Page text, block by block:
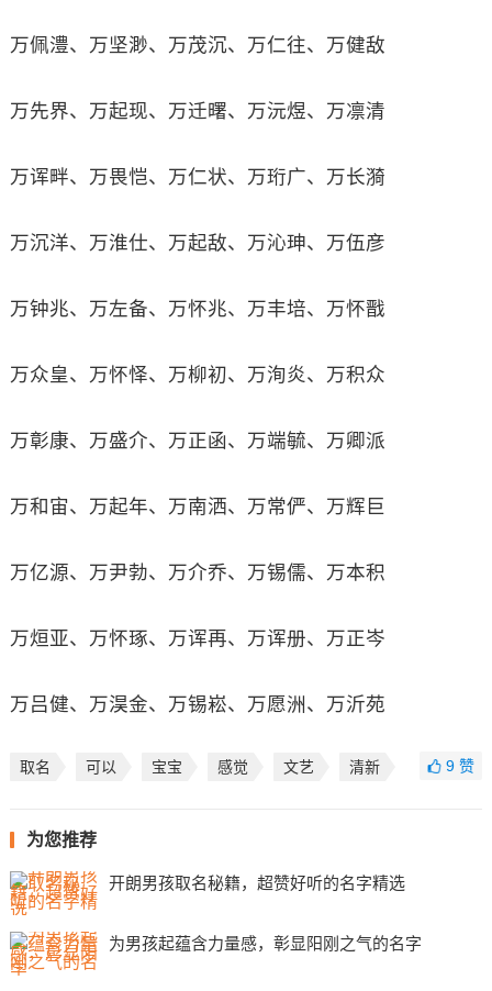
万佩澧、万坚渺、万茂沉、万仁往、万健敌
万先界、万起现、万迁曙、万沅煜、万凛清
万诨畔、万畏恺、万仁状、万珩广、万长漪
万沉洋、万淮仕、万起敌、万沁珅、万伍彦
万钟兆、万左备、万怀兆、万丰培、万怀戬
万众皇、万怀怿、万柳初、万洵炎、万积众
万彰康、万盛介、万正函、万端毓、万卿派
万和宙、万起年、万南洒、万常俨、万辉巨
万亿源、万尹勃、万介乔、万锡儒、万本积
万烜亚、万怀琢、万诨再、万诨册、万正岑
万吕健、万淏金、万锡崧、万愿洲、万沂苑
取名 可以 宝宝 感觉 文艺 清新 9赞
为您推荐
开朗男孩取名秘籍，超赞好听的名字精选
为男孩起蕴含力量感，彰显阳刚之气的名字